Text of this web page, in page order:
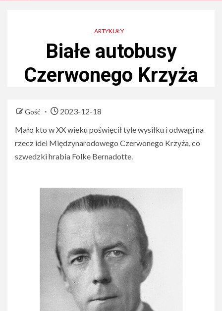
ARTYKUŁY
Białe autobusy
Czerwonego Krzyża
Gość
2023-12-18
Mało kto w XX wieku poświęcił tyle wysiłku i odwagi na
rzecz idei Międzynarodowego Czerwonego Krzyża, co
szwedzki hrabia Folke Bernadotte.